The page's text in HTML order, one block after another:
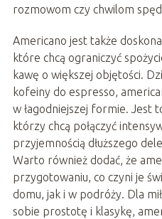
rozmowom czy chwilom
Americano jest także
które chcą ograniczyć
kawę o większej objętości.
kofeiny do espresso,
w łagodniejszej formie. Jest
którzy chcą połączyć
przyjemnością dłuższego
Warto również dodać, że
przygotowaniu, co czyni je
domu, jak i w podróży. Dla
sobie prostotę i klasykę,